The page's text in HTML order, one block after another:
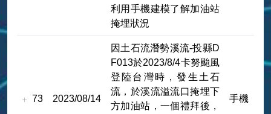
利用手機建模了解加油站
掩埋狀況
73 2023/08/14
因土石流潛勢溪流-投縣D
F013於2023/8/4卡努颱風
登陸台灣時，發生土石
流，於溪流溢流口掩埋下
方加油站，一個禮拜後，
手機